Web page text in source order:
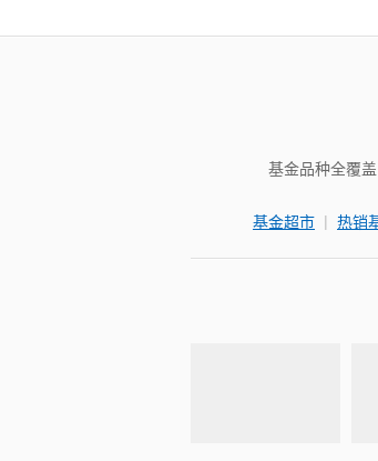
基金品种全覆盖
基金超市 | 热销